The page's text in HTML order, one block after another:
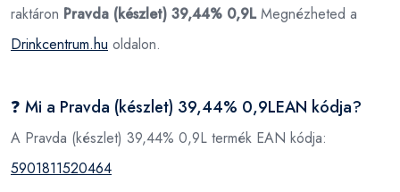
raktáron Pravda (készlet) 39,44% 0,9LMegnézheted a
Drinkcentrum.hu oldalon.
❓ Mi a Pravda (készlet) 39,44% 0,9LEAN kódja?
A Pravda (készlet) 39,44% 0,9L termék EAN kódja:
5901811520464